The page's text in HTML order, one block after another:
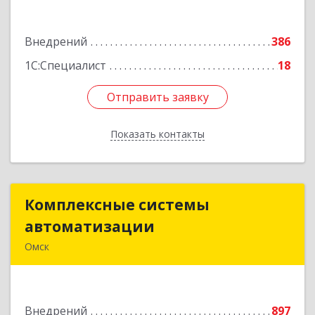
Внедрений
386
1С:Специалист
18
Отправить заявку
Показать контакты
Отправить заявку
Назад
Комплексные системы
автоматизации
Омск
Внедрений
897
Комплексные системы
Подробнее